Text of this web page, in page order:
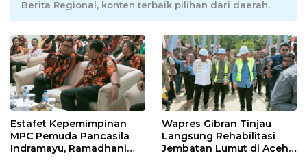
Berita Regional, konten terbaik pilihan dari daerah.
Estafet Kepemimpinan
MPC Pemuda Pancasila
Indramayu, Ramadhani
Wapres Gibran Tinjau
Langsung Rehabilitasi
Jembatan Lumut di Aceh